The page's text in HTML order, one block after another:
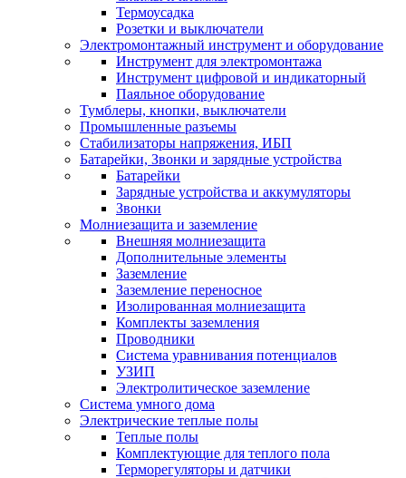
Термоусадка
Розетки и выключатели
Электромонтажный инструмент и оборудование
Инструмент для электромонтажа
Инструмент цифровой и индикаторный
Паяльное оборудование
Тумблеры, кнопки, выключатели
Промышленные разъемы
Стабилизаторы напряжения, ИБП
Батарейки, Звонки и зарядные устройства
Батарейки
Зарядные устройства и аккумуляторы
Звонки
Молниезащита и заземление
Внешняя молниезащита
Дополнительные элементы
Заземление
Заземление переносное
Изолированная молниезащита
Комплекты заземления
Проводники
Система уравнивания потенциалов
УЗИП
Электролитическое заземление
Система умного дома
Электрические теплые полы
Теплые полы
Комплектующие для теплого пола
Терморегуляторы и датчики